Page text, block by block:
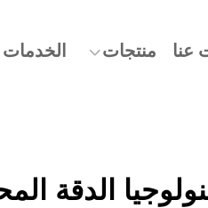
عنا منتجات الخدمات
الدقة